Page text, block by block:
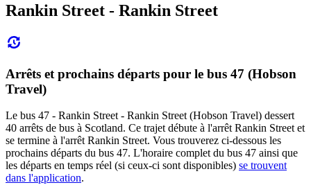
Rankin Street - Rankin Street
Arrêts et prochains départs pour le bus 47 (Hobson
Travel)
Le bus 47 - Rankin Street - Rankin Street (Hobson Travel) dessert
40 arrêts de bus à Scotland. Ce trajet débute à l'arrêt Rankin Street et
se termine à l'arrêt Rankin Street. Vous trouverez ci-dessous les
prochains départs du bus 47. L'horaire complet du bus 47 ainsi que
les départs en temps réel (si ceux-ci sont disponibles) se trouvent
dans l'application.